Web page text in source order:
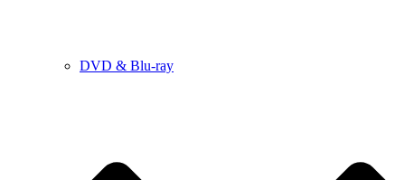
DVD & Blu-ray